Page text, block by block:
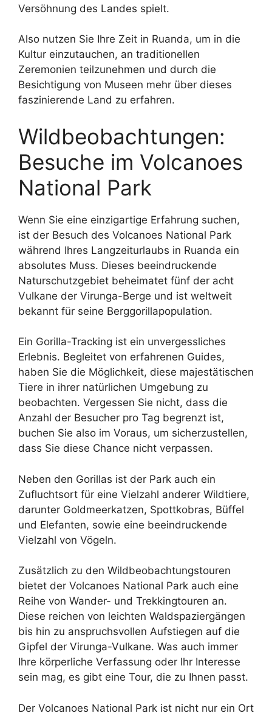
Versöhnung des Landes spielt.
Also nutzen Sie Ihre Zeit in Ruanda, um in die
Kultur einzutauchen, an traditionellen
Zeremonien teilzunehmen und durch die
Besichtigung von Museen mehr über dieses
faszinierende Land zu erfahren.
Wildbeobachtungen:
Besuche im Volcanoes
National Park
Wenn Sie eine einzigartige Erfahrung suchen,
ist der Besuch des Volcanoes National Park
während Ihres Langzeiturlaubs in Ruanda ein
absolutes Muss. Dieses beeindruckende
Naturschutzgebiet beheimatet fünf der acht
Vulkane der Virunga-Berge und ist weltweit
bekannt für seine Berggorillapopulation.
Ein Gorilla-Tracking ist ein unvergessliches
Erlebnis. Begleitet von erfahrenen Guides,
haben Sie die Möglichkeit, diese majestätischen
Tiere in ihrer natürlichen Umgebung zu
beobachten. Vergessen Sie nicht, dass die
Anzahl der Besucher pro Tag begrenzt ist,
buchen Sie also im Voraus, um sicherzustellen,
dass Sie diese Chance nicht verpassen.
Neben den Gorillas ist der Park auch ein
Zufluchtsort für eine Vielzahl anderer Wildtiere,
darunter Goldmeerkatzen, Spottkobras, Büffel
und Elefanten, sowie eine beeindruckende
Vielzahl von Vögeln.
Zusätzlich zu den Wildbeobachtungstouren
bietet der Volcanoes National Park auch eine
Reihe von Wander- und Trekkingtouren an.
Diese reichen von leichten Waldspaziergängen
bis hin zu anspruchsvollen Aufstiegen auf die
Gipfel der Virunga-Vulkane. Was auch immer
Ihre körperliche Verfassung oder Ihr Interesse
sein mag, es gibt eine Tour, die zu Ihnen passt.
Der Volcanoes National Park ist nicht nur ein Ort